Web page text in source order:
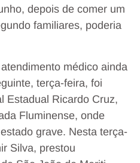
depois de comer um
familiares, poderia
médico ainda
terça-feira, foi
Estadual Ricardo Cruz,
Fluminense, onde
grave. Nesta terça-
Silva, prestou